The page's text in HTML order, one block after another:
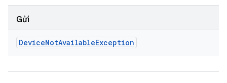
Gửi
DeviceNotAvailableException